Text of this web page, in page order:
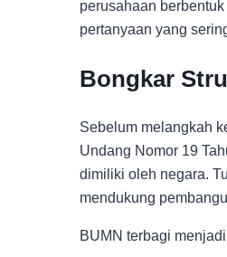
perusahaan
pertanyaan yang
Bongkar
Sebelum melangkah
Undang Nomor 19
dimiliki oleh negara.
mendukung
BUMN terbagi